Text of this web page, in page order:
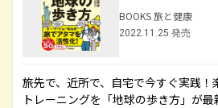
BOOKS 旅と健康
2022.11.25 発売
旅先で、近所で、自宅で今すぐ実践！
トレーニングを「地球の歩き方」が